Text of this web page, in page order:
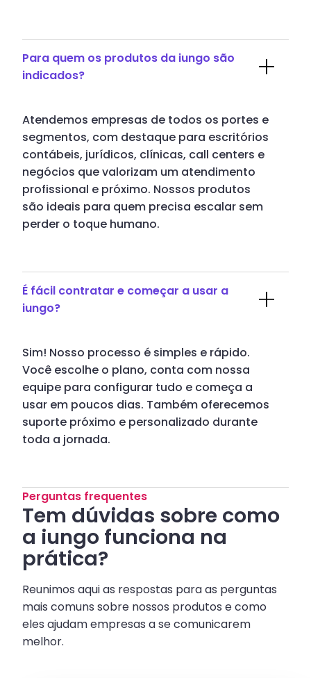
Perguntas frequentes
Tem dúvidas sobre como
a iungo funciona na
prática?
Reunimos aqui as respostas para as perguntas
mais comuns sobre nossos produtos e como
eles ajudam empresas a se comunicarem
melhor.
Para quem os produtos da iungo são
indicados?
Atendemos empresas de todos os portes e
segmentos, com destaque para escritórios
contábeis, jurídicos, clínicas, call centers e
negócios que valorizam um atendimento
profissional e próximo. Nossos produtos
são ideais para quem precisa escalar sem
perder o toque humano.
É fácil contratar e começar a usar a
iungo?
Sim! Nosso processo é simples e rápido.
Você escolhe o plano, conta com nossa
equipe para configurar tudo e começa a
usar em poucos dias. Também oferecemos
suporte próximo e personalizado durante
toda a jornada.